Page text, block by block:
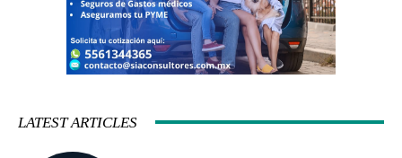
LATEST ARTICLES